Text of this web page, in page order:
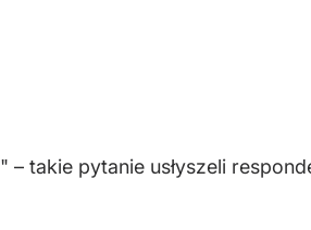
" – takie pytanie usłyszeli